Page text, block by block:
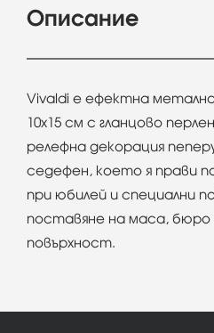
Описание
Vivaldi e ефектна
10х15 см с гланцово
релефна декорация
седефен, което я прави
при юбилей и специални
поставяне на маса, бюро
повърхност.